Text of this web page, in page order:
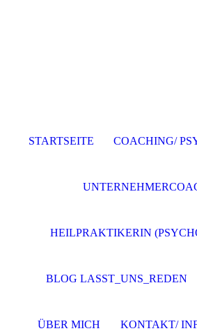
STARTSEITE COACHING/
HEILPRAKTIKERIN
BLOG LASST_UNS_REDEN
ÜBER MICH KONTAKT/